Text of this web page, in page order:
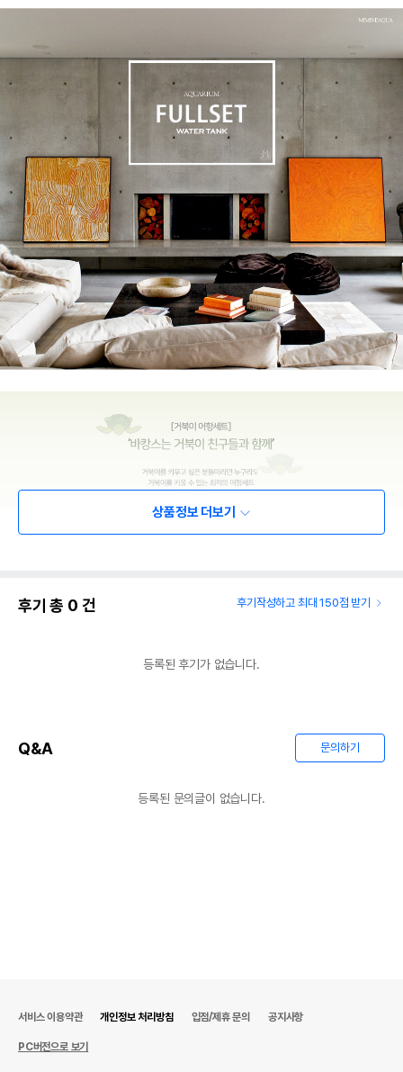
상품정보 더보기
후기 총 0 건 후기작성하고 최대 150점 받기
등록된 후기가 없습니다.
Q&A 문의하기
등록된 문의글이 없습니다.
서비스 이용약관 개인정보 처리방침 입점/제휴 문의 공지사항
PC버전으로 보기